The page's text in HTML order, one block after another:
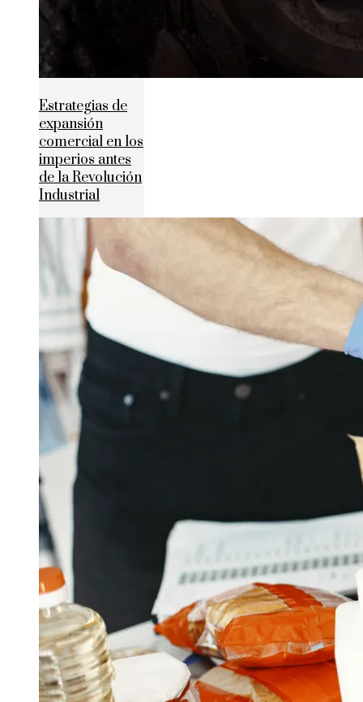
Estrategias de
expansión
comercial en los
imperios antes
de la Revolución
Industrial